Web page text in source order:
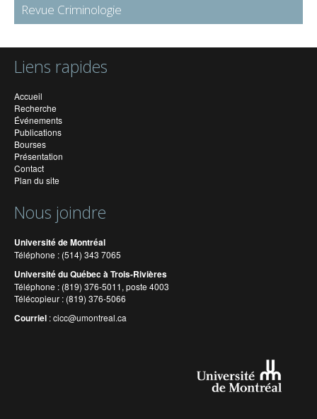
Revue Criminologie
Liens rapides
Accueil
Recherche
Événements
Publications
Bourses
Présentation
Contact
Plan du site
Nous joindre
Université de Montréal
Téléphone : (514) 343 7065
Université du Québec à Trois-Rivières
Téléphone : (819) 376-5011, poste 4003
Télécopieur : (819) 376-5066
Courriel :cicc@umontreal.ca